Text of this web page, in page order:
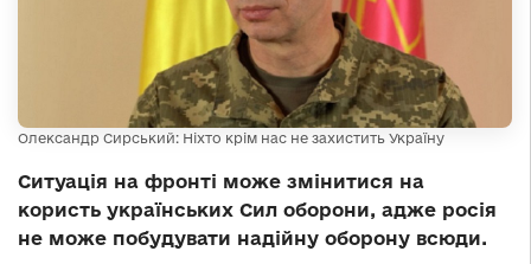
Олександр Сирський: Ніхто крім нас не захистить Україну
Ситуація на фронті може змінитися на
користь українських Сил оборони, адже росія
не може побудувати надійну оборону всюди.